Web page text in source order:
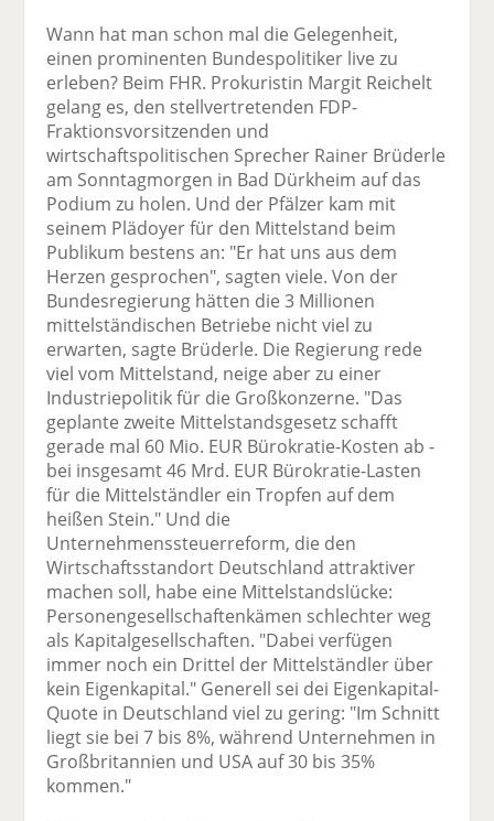
Wann hat man schon mal die Gelegenheit,
einen prominenten Bundespolitiker live zu
erleben? Beim FHR. Prokuristin Margit Reichelt
gelang es, den stellvertretenden FDP-
Fraktionsvorsitzenden und
wirtschaftspolitischen Sprecher Rainer Brüderle
am Sonntagmorgen in Bad Dürkheim auf das
Podium zu holen. Und der Pfälzer kam mit
seinem Plädoyer für den Mittelstand beim
Publikum bestens an: "Er hat uns aus dem
Herzen gesprochen", sagten viele. Von der
Bundesregierung hätten die 3 Millionen
mittelständischen Betriebe nicht viel zu
erwarten, sagte Brüderle. Die Regierung rede
viel vom Mittelstand, neige aber zu einer
Industriepolitik für die Großkonzerne. "Das
geplante zweite Mittelstandsgesetz schafft
gerade mal 60 Mio. EUR Bürokratie-Kosten ab -
bei insgesamt 46 Mrd. EUR Bürokratie-Lasten
für die Mittelständler ein Tropfen auf dem
heißen Stein." Und die
Unternehmenssteuerreform, die den
Wirtschaftsstandort Deutschland attraktiver
machen soll, habe eine Mittelstandslücke:
Personengesellschaftenkämen schlechter weg
als Kapitalgesellschaften. "Dabei verfügen
immer noch ein Drittel der Mittelständler über
kein Eigenkapital." Generell sei dei Eigenkapital-
Quote in Deutschland viel zu gering: "Im Schnitt
liegt sie bei 7 bis 8%, während Unternehmen in
Großbritannien und USA auf 30 bis 35%
kommen."